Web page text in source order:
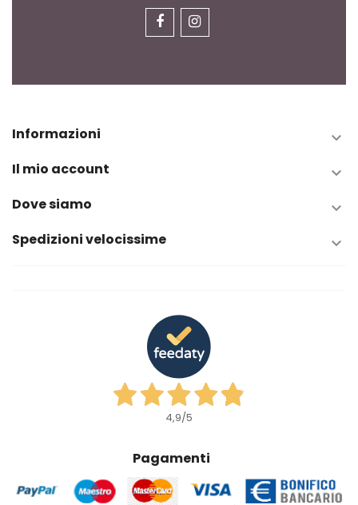
Informazioni 
Il mio account 
Dove siamo 
Spedizioni velocissime 
4,9/5
Pagamenti